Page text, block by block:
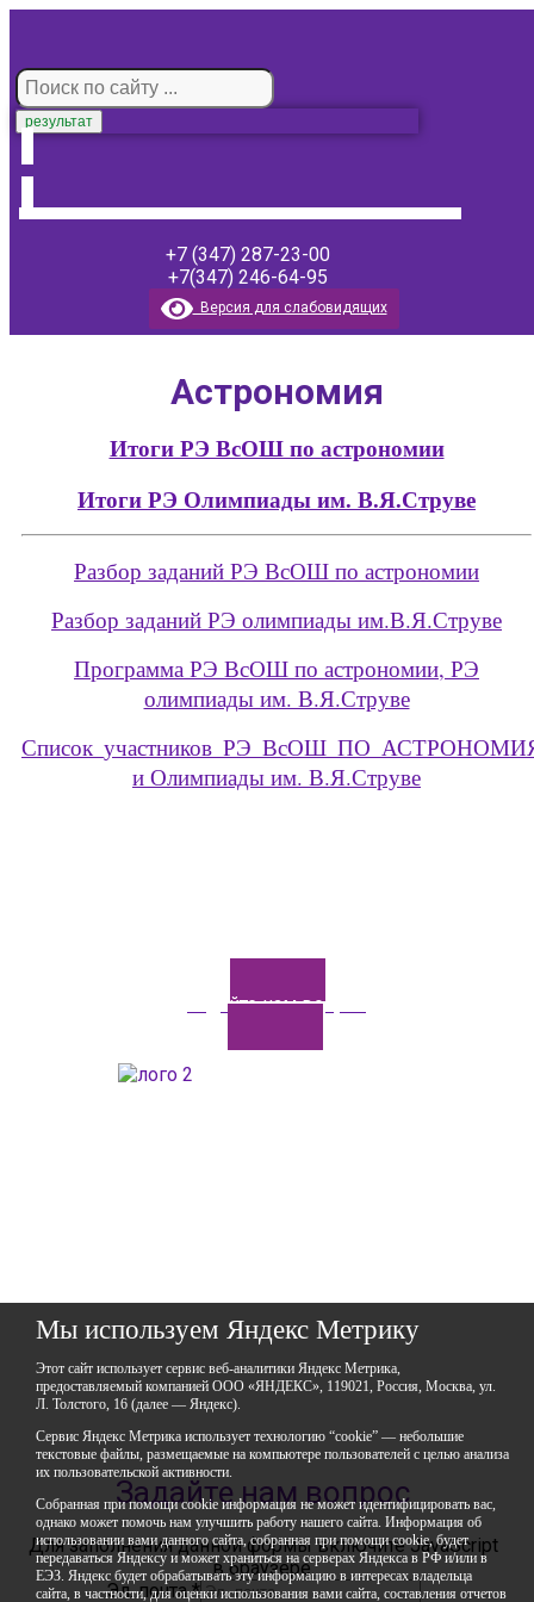
результат
+7 (347) 287-23-00
+7(347) 246-64-95
Версия для слабовидящих
Астрономия
Итоги РЭ ВсОШ по астрономии
Итоги РЭ Олимпиады им. В.Я.Струве
Разбор заданий РЭ ВсОШ по астрономии
Разбор заданий РЭ олимпиады им.В.Я.Струве
Программа РЭ ВсОШ по астрономии, РЭ
олимпиады им. В.Я.Струве
и Олимпиады им. В.Я.Струве
Задайте нам вопрос
Мы используем Яндекс Метрику
Этот сайт использует сервис веб-аналитики Яндекс Метрика,
предоставляемый компанией ООО «ЯНДЕКС», 119021, Россия, Москва, ул.
Л. Толстого, 16 (далее — Яндекс).
Сервис Яндекс Метрика использует технологию “cookie” — небольшие
текстовые файлы, размещаемые на компьютере пользователей с целью анализа
их пользовательской активности.
Собранная при помощи cookie информация не может идентифицировать вас,
однако может помочь нам улучшить работу нашего сайта. Информация об
использовании вами данного сайта, собранная при помощи cookie, будет
передаваться Яндексу и может храниться на серверах Яндекса в РФ и/или в
ЕЭЗ. Яндекс будет обрабатывать эту информацию в интересах владельца
сайта, в частности, для оценки использования вами сайта, составления отчетов
+7 (347) 286-77-61 - отдел ДО
+7 (347) 287-23-00 - приемная
+7 (347) 246-67-38 - бухгалтерия
rbavrora@yandex.ru
Политика конфиденциальности
Задайте нам вопрос
Для заполнения данной формы включите JavaScript
в браузере.
Эл. почта*